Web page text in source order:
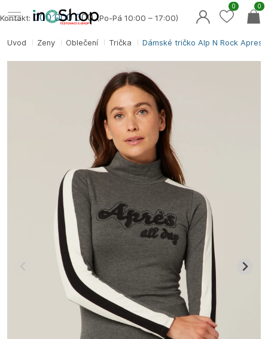
Úvod Ženy Oblečení Trička Dámské tričko Alp N Rock Apres
Kontakt: 000 000 000(Po-Pá 10:00 – 17:00)
0
0